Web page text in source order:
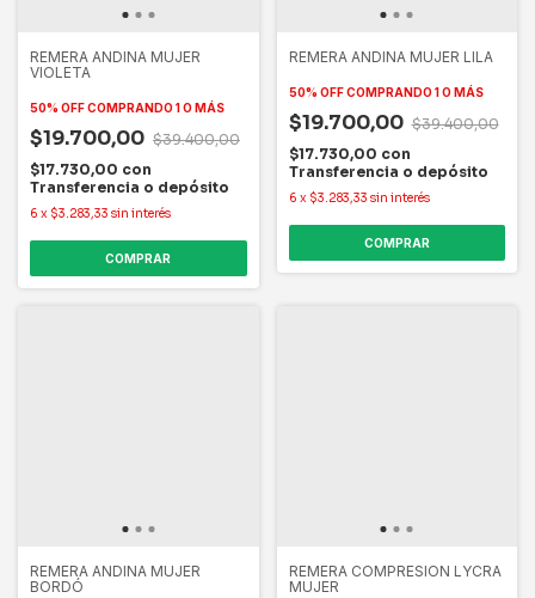
REMERA ANDINA MUJER
VIOLETA
50% OFFCOMPRANDO 1 O MÁS
$19.700,00 $39.400,00
$17.730,00 con
Transferencia o depósito
6 x $3.283,33 sin interés
COMPRAR
REMERA ANDINA MUJER LILA
50% OFF COMPRANDO 1 O MÁS
$19.700,00 $39.400,00
$17.730,00 con
Transferencia o depósito
6 x $3.283,33 sin interés
COMPRAR
REMERA ANDINA MUJER
BORDÓ
REMERA COMPRESION LYCRA
MUJER